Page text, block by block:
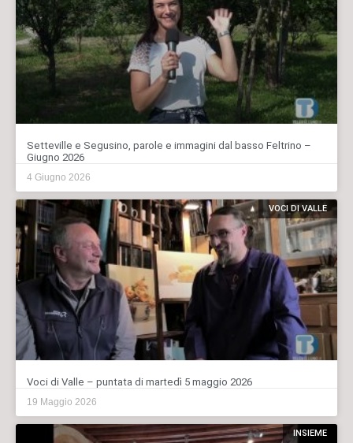
Setteville e Segusino, parole e immagini dal basso Feltrino –
Giugno 2026
4 Giugno 2026
VOCI DI VALLE
Voci di Valle – puntata di martedì 5 maggio 2026
19 Maggio 2026
INSIEME